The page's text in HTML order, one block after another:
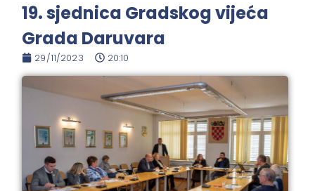
19. sjednica Gradskog vijeća
Grada Daruvara
29/11/2023 20:10